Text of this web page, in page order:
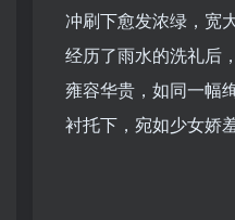
冲刷下愈发浓绿，宽
经历了雨水的洗礼后
雍容华贵，如同一幅
衬托下，宛如少女娇